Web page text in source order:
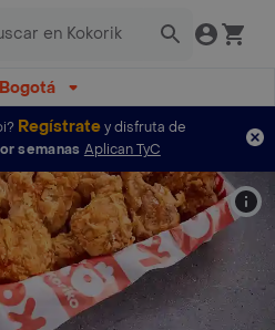
Bogotá
Regístratey disfruta de
semanas Aplican TyC